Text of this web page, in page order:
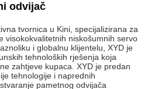
odvijač
tvornica u Kini, specijalizirana za
visokokvalitetnih niskošumnih servo
i globalnu klijentelu, XYD je
tehnoloških rješenja koja
zahtjeve kupaca. XYD je predan
tehnologije i naprednih
pametnog odvijača